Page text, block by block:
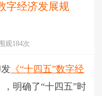
字经济发展规
观184次
《“十四五”数字经
，明确了“十四五”时